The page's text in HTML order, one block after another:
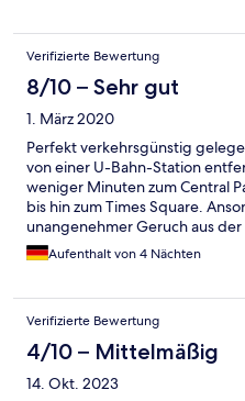
Verifizierte Bewertung
8/10 – Sehr gut
1. März 2020
Perfekt verkehrsgünstig
von einer U-Bahn-Station
weniger Minuten zum Central
bis hin zum Times Square.
unangenehmer Geruch aus
Wartungsproblem.
Aufenthalt von 4 Nächten
Verifizierte Bewertung
4/10 – Mittelmäßig
14. Okt. 2023